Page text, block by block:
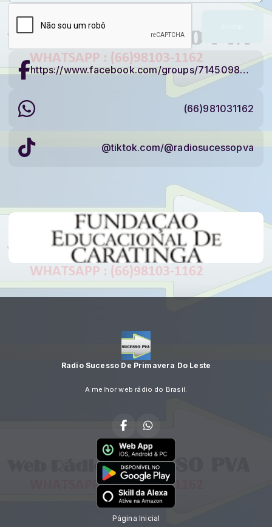
https://www.facebook.com/groups/714509895387152/
(66)981031162
@tiktok.com/@radiosucessopva
Radio Sucesso De Primavera Do Leste
A melhor web rádio do Brasil.
Página Inicial